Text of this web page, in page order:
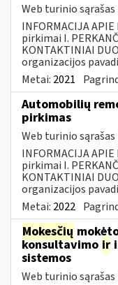
Web turinio sąrašas
INFORMACIJA
pirkimai I.
KONTAKTINIAI
organizacijos
Metai: 2021
Automobilių
pirkimas
Web turinio sąrašas
INFORMACIJA
pirkimai I.
KONTAKTINIAI
organizacijos
Metai: 2022
Mokesčių
konsultavimo ir
sistemos
Web turinio sąrašas